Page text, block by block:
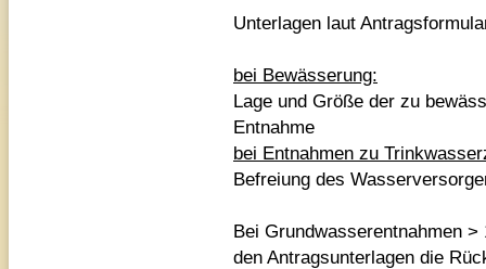
Unterlagen laut
bei Bewässerung:
Lage und Größe der zu
Entnahme
bei Entnahmen zu
Befreiung des
Bei Grundwasserentnahmen
den Antragsunterlagen die